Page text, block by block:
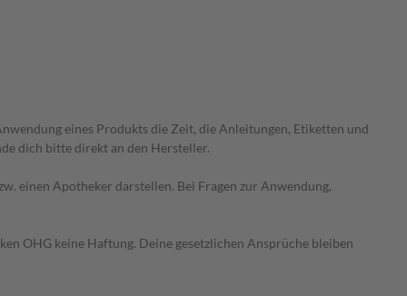
eines Produkts die Zeit, die Anleitungen, Etiketten und
dich bitte direkt an den Hersteller.
einen Apotheker darstellen. Bei Fragen zur Anwendung,
OHG keine Haftung. Deine gesetzlichen Ansprüche bleiben